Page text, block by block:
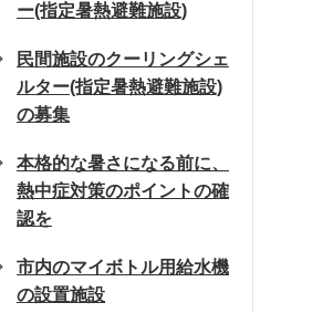
ー(指定暑熱避難施設)
民間施設のクーリングシェ
ルター(指定暑熱避難施設)
の募集
本格的な暑さになる前に、
熱中症対策のポイントの確
認を
市内のマイボトル用給水機
の設置施設